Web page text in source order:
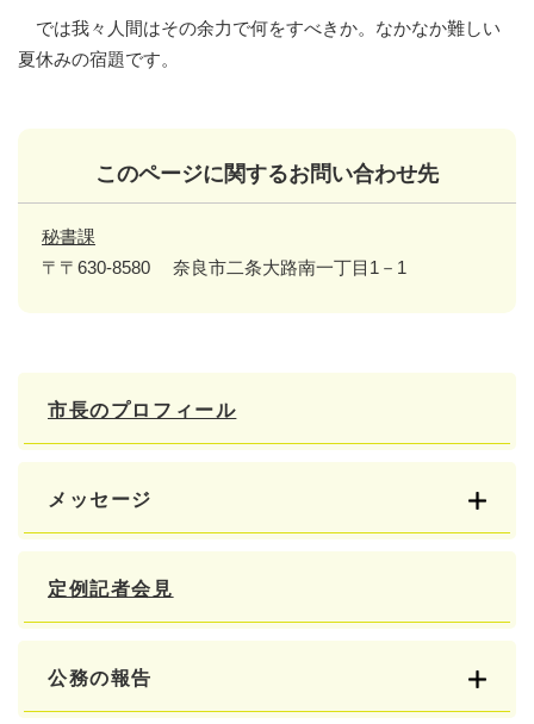
では我々人間はその余力で何をすべきか。なかなか難しい
夏休みの宿題です。
このページに関するお問い合わせ先
秘書課
〒〒630-8580
奈良市二条大路南一丁目1－1
市長のプロフィール
メッセージ
定例記者会見
公務の報告